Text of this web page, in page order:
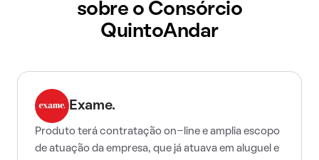
sobre o Consórcio
QuintoAndar
Exame.
Produto terá contratação on-line e amplia escopo
de atuação da empresa, que já atuava em aluguel e